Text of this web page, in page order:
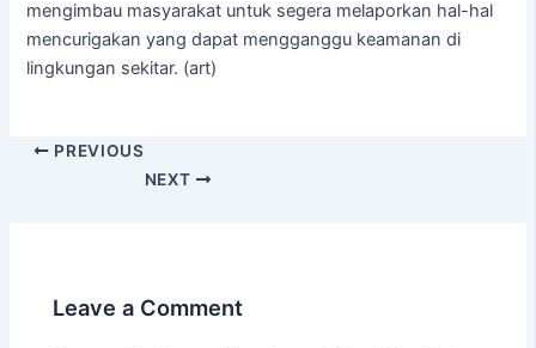
mengimbau masyarakat untuk segera melaporkan hal-hal
mencurigakan yang dapat mengganggu keamanan di
lingkungan sekitar. (art)
PREVIOUS
NEXT
Leave a Comment